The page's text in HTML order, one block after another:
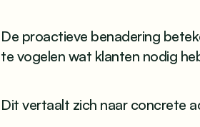
De proactieve benadering
te vogelen wat klanten nodig
Dit vertaalt zich naar concrete